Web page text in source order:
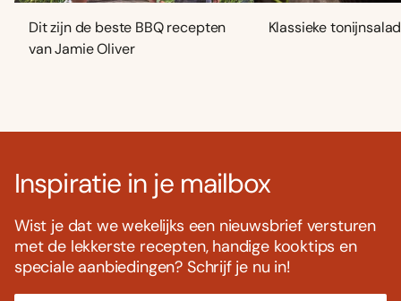
Dit zijn de beste BBQ recepten
van Jamie Oliver
Klassieke
Inspiratie in je mailbox
Wist je dat we wekelijks een nieuwsbrief versturen
met de lekkerste recepten, handige kooktips en
speciale aanbiedingen? Schrijf je nu in!